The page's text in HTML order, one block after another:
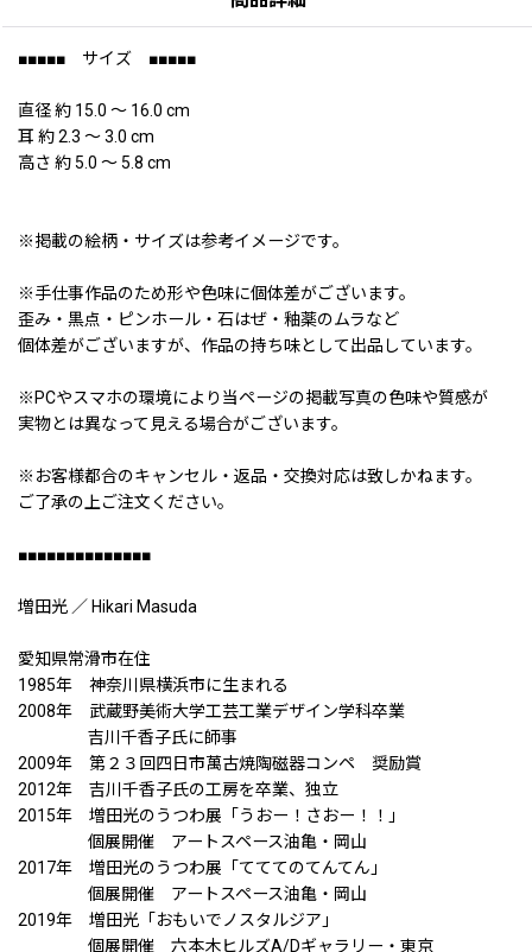
■■■■■ サイズ ■■■■■
直径 約 15.0 〜 16.0 cm
耳 約 2.3 〜 3.0 cm
高さ 約 5.0 〜 5.8 cm
※掲載の絵柄・サイズは参考イメージです。
※手仕事作品のため形や色味に個体差がございます。
歪み・黒点・ピンホール・石はぜ・釉薬のムラなど
個体差がございますが、作品の持ち味として出品しています。
※PCやスマホの環境により当ページの掲載写真の色味や質感が
実物とは異なって見える場合がございます。
※お客様都合のキャンセル・返品・交換対応は致しかねます。
ご了承の上ご注文ください。
■■■■■■■■■■■■■■
増田光 ／ Hikari Masuda
愛知県常滑市在住
1985年 神奈川県横浜市に生まれる
2008年 武蔵野美術大学工芸工業デザイン学科卒業
吉川千香子氏に師事
2009年 第２３回四日市萬古焼陶磁器コンペ 奨励賞
2012年 吉川千香子氏の工房を卒業、独立
2015年 増田光のうつわ展「うおー！さおー！！」
個展開催 アートスペース油亀・岡山
2017年 増田光のうつわ展「てててのてんてん」
個展開催 アートスペース油亀・岡山
2019年 増田光「おもいでノスタルジア」
個展開催 六本木ヒルズA/Dギャラリー・東京